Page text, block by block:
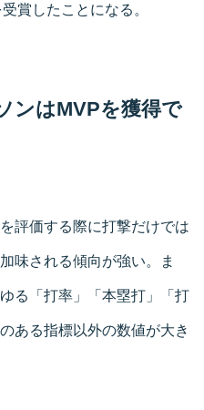
賞したことになる。
ンはMVPを獲得で
評価する際に打撃だけでは
味される傾向が強い。ま
る「打率」「本塁打」「打
ある指標以外の数値が大き